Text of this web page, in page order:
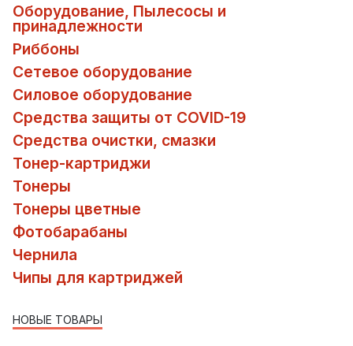
Оборудование, Пылесосы и
принадлежности
Риббоны
Сетевое оборудование
Силовое оборудование
Средства защиты от COVID-19
Средства очистки, смазки
Тонер-картриджи
Тонеры
Тонеры цветные
Фотобарабаны
Чернила
Чипы для картриджей
НОВЫЕ ТОВАРЫ